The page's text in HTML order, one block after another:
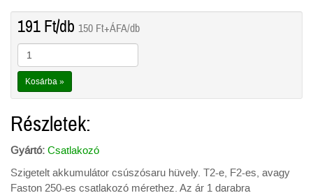
191Ft/db 150 Ft+ÁFA/db
Kosárba »
Részletek:
Gyártó: Csatlakozó
Szigetelt akkumulátor csúszósaru hüvely. T2-e, F2-es, avagy
Faston 250-es csatlakozó mérethez. Az ár 1 darabra